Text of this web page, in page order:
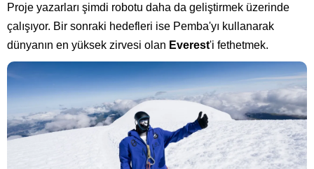
Proje yazarları şimdi robotu daha da geliştirmek üzerinde
çalışıyor. Bir sonraki hedefleri ise Pemba'yı kullanarak
dünyanın en yüksek zirvesi olan Everest'i fethetmek.